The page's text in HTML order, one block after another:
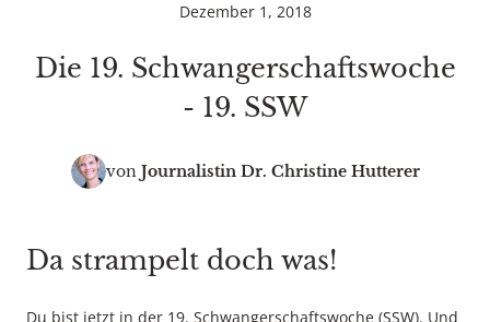
Dezember 1, 2018
Die 19. Schwangerschaftswoche
- 19. SSW
von Journalistin Dr. Christine Hutterer
Da strampelt doch was!
Du bist jetzt in der 19. Schwangerschaftswoche (SSW). Und